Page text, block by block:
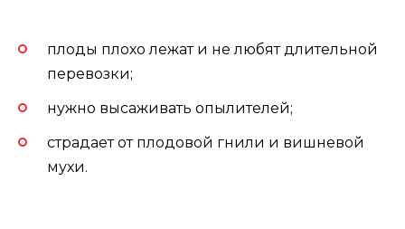
плоды плохо лежат и не любят длительной
перевозки;
нужно высаживать опылителей;
страдает от плодовой гнили и вишневой
мухи.